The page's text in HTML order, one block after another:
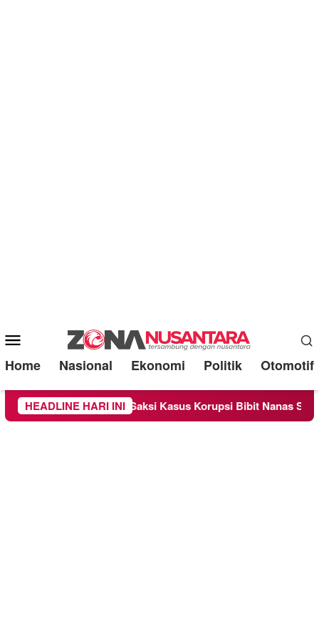
Mobile
Menu
Home Nasional Ekonomi Politik Otomotif
HEADLINE HARI INI
Sebagai Saksi Kasus Korupsi Bibit Nanas Sulsel Rp 52,4